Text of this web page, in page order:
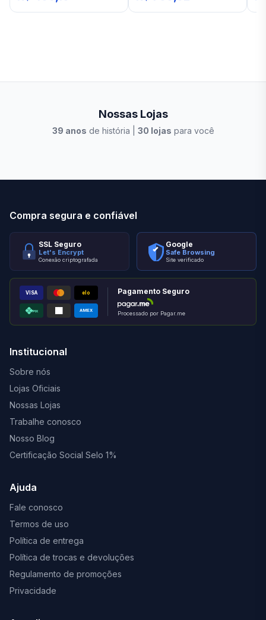
Nossas Lojas
39 anos de história | 30 lojas para você
Compra segura e confiável
SSL Seguro
Let's Encrypt
Conexão criptografada
Google
Safe Browsing
Site verificado
VISA elo
PIX AMEX
Pagamento Seguro
Processado por Pagar.me
Institucional
Sobre nós
Lojas Oficiais
Nossas Lojas
Trabalhe conosco
Nosso Blog
Certificação Social Selo 1%
Ajuda
Fale conosco
Termos de uso
Política de entrega
Política de trocas e devoluções
Regulamento de promoções
Privacidade